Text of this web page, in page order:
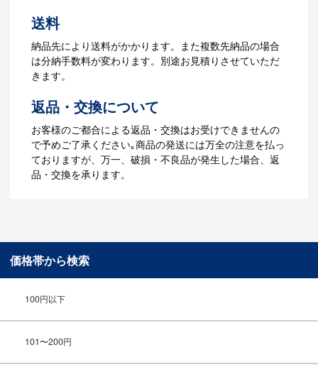
4.納品
【名入れをする場合】データのご入稿後
３週間程度で納品となります。
【名入れなしの場合】在庫がある場合、3
～5営業日程度で納品となります。
ご利用ガイドをもっとみる
送料
納品先により送料がかかります。また複数先納品の場合
は分納手数料が変わります。別途お見積りさせていただ
きます。
返品・交換について
お客様のご都合による返品・交換はお受けできませんの
で予めご了承ください｡商品の発送には万全の注意を払っ
ておりますが、万一、破損・不良品が発生した場合、返
品・交換を承ります。
価格帯から検索
100円以下
101〜200円